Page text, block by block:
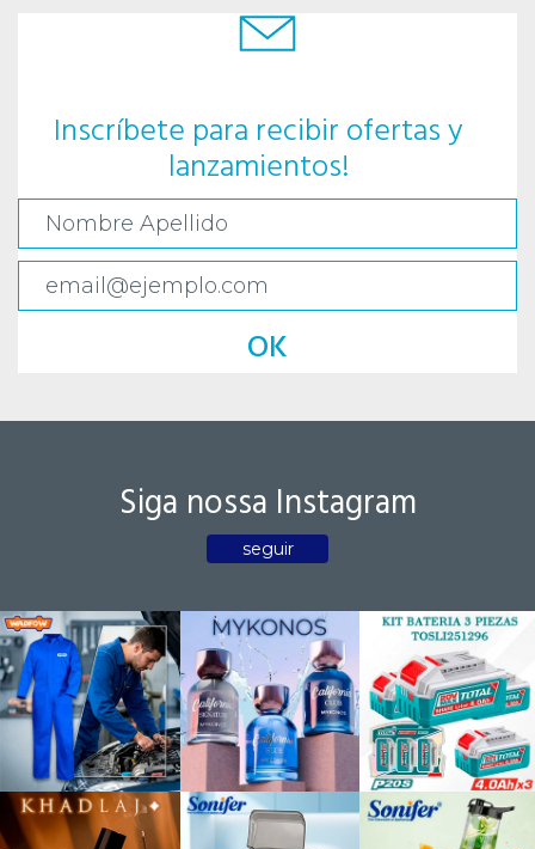
Inscríbete para recibir ofertas y
lanzamientos!
OK
Siga nossa Instagram
seguir